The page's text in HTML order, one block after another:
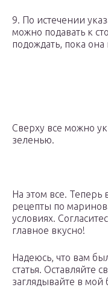
9. По истечении
можно подавать к
подождать, пока
Сверху все можно
зеленью.
На этом все. Теперь
рецепты по
условиях.
главное вкусно!
Надеюсь, что вам
статья. Оставляйте
заглядывайте в мой